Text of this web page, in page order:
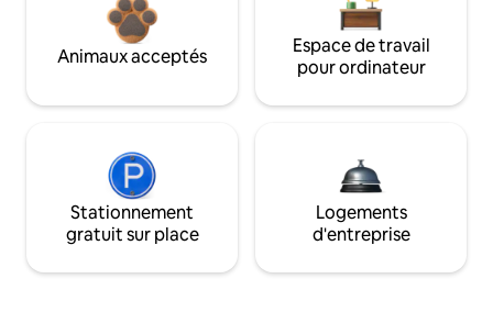
Animaux acceptés
Espace de travail
pour ordinateur
Stationnement
gratuit sur place
Logements
d'entreprise